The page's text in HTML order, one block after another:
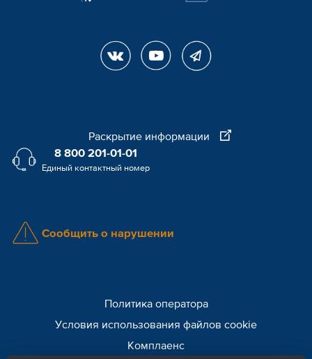
Политика оператора
Условия использования файлов cookie
Комплаенс
8 800 201-01-01
Единый контактный номер
Сообщить о нарушении
Раскрытие информации